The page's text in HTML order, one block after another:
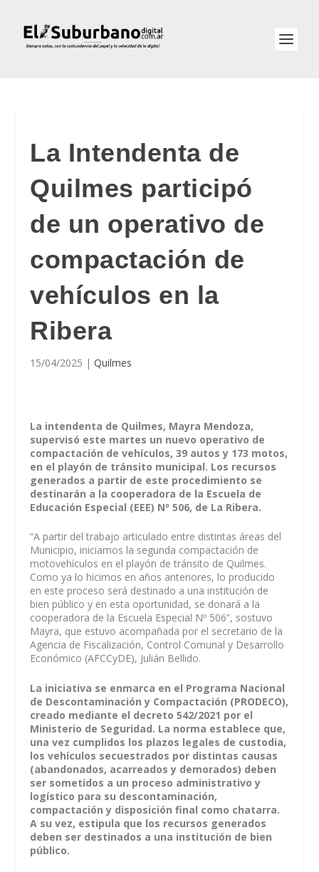
La Intendenta de
Quilmes participó
de un operativo de
compactación de
vehículos en la
Ribera
15/04/2025 |Quilmes
La intendenta de Quilmes, Mayra Mendoza,
supervisó este martes un nuevo operativo de
compactación de vehículos, 39 autos y 173 motos,
en el playón de tránsito municipal. Los recursos
generados a partir de este procedimiento se
destinarán a la cooperadora de la Escuela de
Educación Especial (EEE) Nº 506, de La Ribera.
“A partir del trabajo articulado entre distintas áreas del
Municipio, iniciamos la segunda compactación de
motovehículos en el playón de tránsito de Quilmes.
Como ya lo hicimos en años anteriores, lo producido
en este proceso será destinado a una institución de
bien público y en esta oportunidad, se donará a la
cooperadora de la Escuela Especial Nº 506”, sostuvo
Mayra, que estuvo acompañada por el secretario de la
Agencia de Fiscalización, Control Comunal y Desarrollo
Económico (AFCCyDE), Julián Bellido.
La iniciativa se enmarca en el Programa Nacional
de Descontaminación y Compactación (PRODECO),
creado mediante el decreto 542/2021 por el
Ministerio de Seguridad. La norma establece que,
una vez cumplidos los plazos legales de custodia,
los vehículos secuestrados por distintas causas
(abandonados, acarreados y demorados) deben
ser sometidos a un proceso administrativo y
logístico para su descontaminación,
compactación y disposición final como chatarra.
A su vez, estipula que los recursos generados
deben ser destinados a una institución de bien
público.